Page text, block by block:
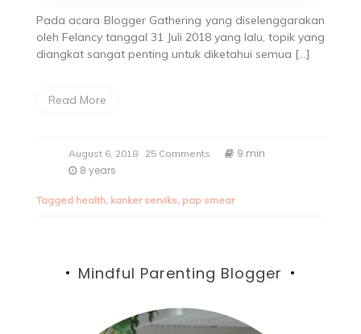
Pada acara Blogger Gathering yang diselenggarakan
oleh Felancy tanggal 31 Juli 2018 yang lalu, topik yang
diangkat sangat penting untuk diketahui semua […]
Read More
August 6, 2018 25 Comments
9 min
8 years
Tagged health, kanker serviks, pap smear
Mindful Parenting Blogger